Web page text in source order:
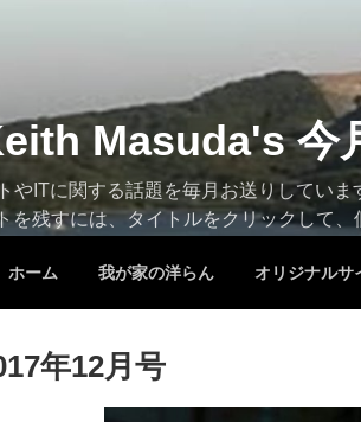
Masuda's 今
やITに関する話題を毎月お送りしてい
を残すには、タイトルをクリックして
ホーム 我が家の洋らん オリジナルサ
年12月号